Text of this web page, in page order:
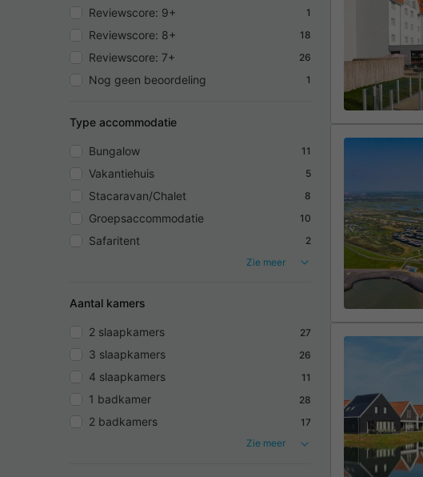
Reviewscore: 9+ 1
Reviewscore: 8+ 18
Reviewscore: 7+ 26
Nog geen beoordeling 1
Type accommodatie
Bungalow 11
Vakantiehuis 5
Stacaravan/Chalet 8
Groepsaccommodatie 10
Safaritent
2
Zie meer
Aantal kamers
2 slaapkamers 27
3 slaapkamers 26
4 slaapkamers 11
1 badkamer 28
2 badkamers
17
Zie meer